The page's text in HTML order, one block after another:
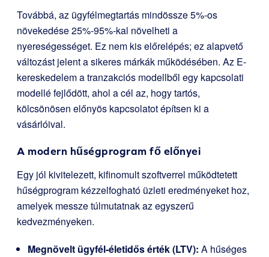
Továbbá, az ügyfélmegtartás mindössze 5%-os
növekedése 25%-95%-kal növelheti a
nyereségességet. Ez nem kis előrelépés; ez alapvető
változást jelent a sikeres márkák működésében. Az E-
kereskedelem a tranzakciós modellből egy kapcsolati
modellé fejlődött, ahol a cél az, hogy tartós,
kölcsönösen előnyös kapcsolatot építsen ki a
vásárlóival.
A modern hűségprogram fő előnyei
Egy jól kivitelezett, kifinomult szoftverrel működtetett
hűségprogram kézzelfogható üzleti eredményeket hoz,
amelyek messze túlmutatnak az egyszerű
kedvezményeken.
Megnövelt ügyfél-életidős érték (LTV): A hűséges